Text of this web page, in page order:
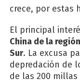
crece, por estas
El principal
China de la
Sur. La excusa
depredación de
de las 200